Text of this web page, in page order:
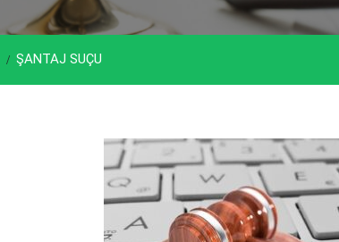
ŞANTAJ SUÇU